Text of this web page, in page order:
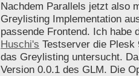
Nachdem Parallels jetzt also
Greylisting Implementation
passende Frontend. Ich habe
Huschi's Testserver die Plesk
das Greylisting untersucht.
Version 0.0.1 des GLM. Die